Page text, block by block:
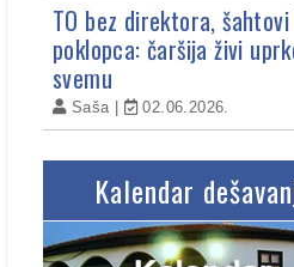
TO bez direktora, šahtovi
poklopca: čaršija živi
svemu
Saša 02.06.2026.
Kalendar